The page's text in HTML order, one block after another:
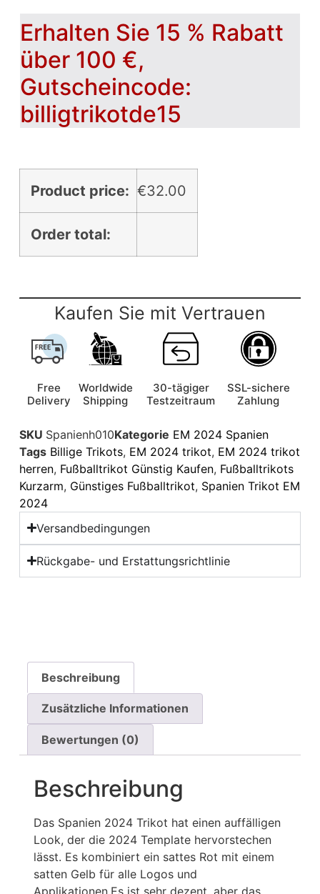
Erhalten Sie 15 % Rabatt
über 100 €,
Gutscheincode:
billigtrikotde15
Product price: €32.00
Order total:
Kaufen Sie mit Vertrauen
Free
Delivery
Worldwide
Shipping
30-tägiger
Testzeitraum
SSL-sichere
Zahlung
SKU Spanienh010Kategorie EM 2024 Spanien
Tags Billige Trikots, EM 2024 trikot, EM 2024 trikot
herren, Fußballtrikot Günstig Kaufen, Fußballtrikots
Kurzarm, Günstiges Fußballtrikot, Spanien Trikot EM
2024
Versandbedingungen
Rückgabe- und Erstattungsrichtlinie
Beschreibung
Zusätzliche Informationen
Bewertungen (0)
Beschreibung
Das Spanien 2024 Trikot hat einen auffälligen
Look, der die 2024 Template hervorstechen
lässt. Es kombiniert ein sattes Rot mit einem
satten Gelb für alle Logos und
Applikationen.Es ist sehr dezent, aber das